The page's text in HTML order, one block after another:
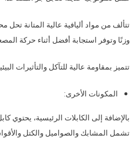
تتألف من مواد أليافية عالية المتانة تحل
وزنًا وتوفر استجابة أفضل أثناء حركة
تتميز بمقاومة عالية للتآكل والتأثيرات
المكونات الأخرى:
بالإضافة إلى الكابلات الرئيسية،
تشمل المشابك والصواميل والكتل